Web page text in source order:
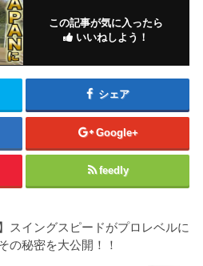
この記事が気に入ったら
いいねしよう！
シェア
Google+
feedly
スイングスピードがプロレベルに
の秘密を大公開！！